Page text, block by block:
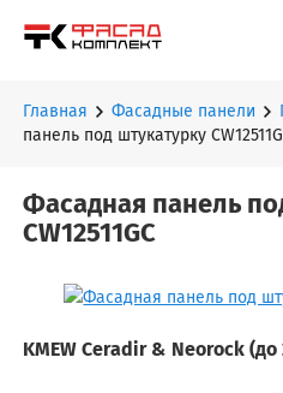
Главная Фасадные панели
панель под штукатурку
Фасадная панель
CW12511GC
KMEW Ceradir & Neorock